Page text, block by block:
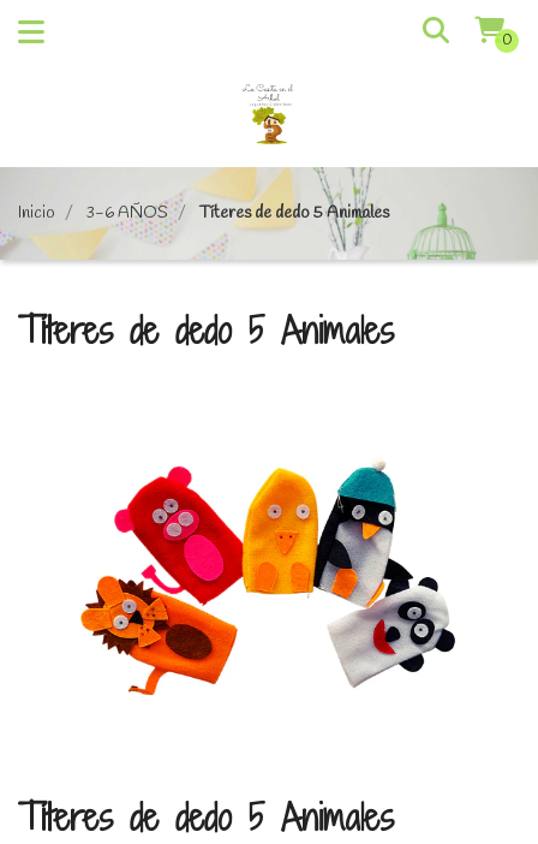
0
Inicio 3-6 AÑOS Títeres de dedo 5 Animales
Títeres de dedo 5 Animales
Títeres de dedo 5 Animales